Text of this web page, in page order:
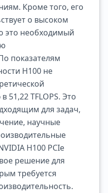
Кроме того, его
о высоком
это необходимый
показателям
H100 не
51,22 TFLOPS. Это
для задач,
научные
H100 PCIe
решение для
требуется